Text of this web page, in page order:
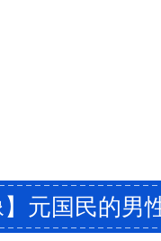
】元国民的男